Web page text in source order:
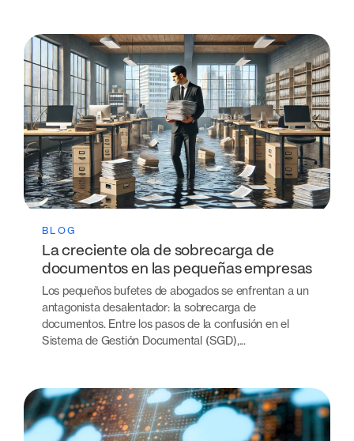
BLOG
La creciente ola de sobrecarga de
documentos en las pequeñas empresas
Los pequeños bufetes de abogados se enfrentan a un
antagonista desalentador: la sobrecarga de
documentos. Entre los pasos de la confusión en el
Sistema de Gestión Documental (SGD),...